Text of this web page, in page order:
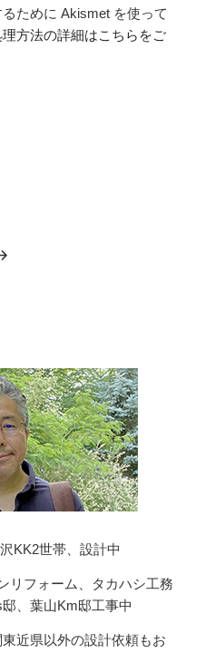
ために Akismet を使って
方法の詳細はこちらをご
KK2世帯、設計中
リフォーム、タカハシ工務
、葉山Km邸工事中
近県以外の設計依頼もお